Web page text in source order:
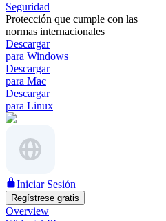
Seguridad
Protección que cumple con las
normas internacionales
Descargar
para Windows
Descargar
para Mac
Descargar
para Linux
Iniciar Sesión
Regístrese gratis
Overview